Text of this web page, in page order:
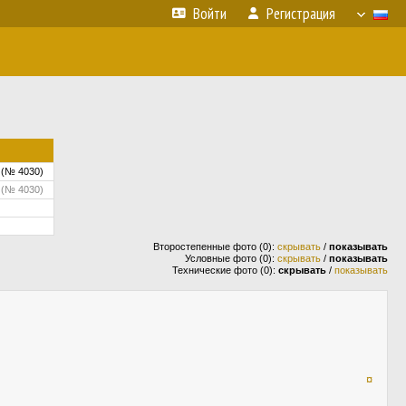
Войти Регистрация
(№ 4030)
(№ 4030)
Второстепенные фото (0): скрывать / показывать
Условные фото (0): скрывать / показывать
Технические фото (0): скрывать / показывать
¤